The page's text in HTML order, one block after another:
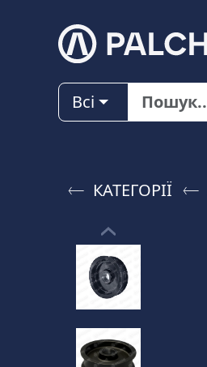
Всі
КАТЕГОРІЇ